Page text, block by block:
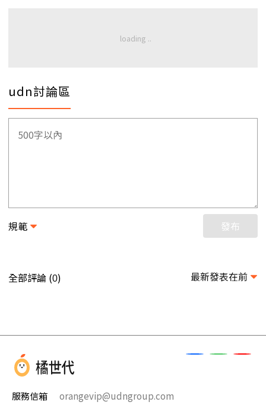
udn討論區
規範 發布
全部評論 (0) 最新發表在前
服務信箱 orangevip@udngroup.com